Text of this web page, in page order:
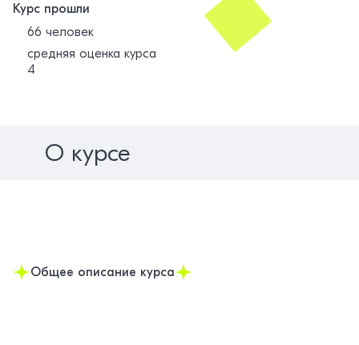
Курс прошли
66 человек
средняя оценка курса
4
О курсе
Общее описание курса